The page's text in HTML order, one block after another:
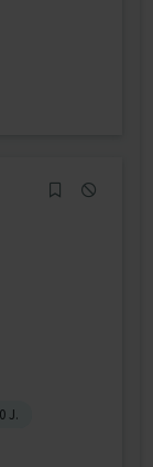
J.